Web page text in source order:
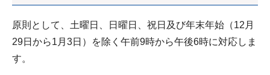
原則として、土曜日、日曜日、祝日及び年末年始（12月
29日から1月3日）を除く午前9時から午後6時に対応しま
す。